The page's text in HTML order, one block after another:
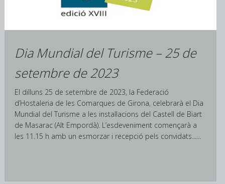
Dia Mundial del Turisme – 25 de
setembre de 2023
El dilluns 25 de setembre de 2023, la Federació
d’Hostaleria de les Comarques de Girona, celebrarà el Dia
Mundial del Turisme a les instal·lacions del Castell de Biart
de Masarac (Alt Empordà). L’esdeveniment començarà a
les 11.15 h amb un esmorzar i recepció pels convidats......